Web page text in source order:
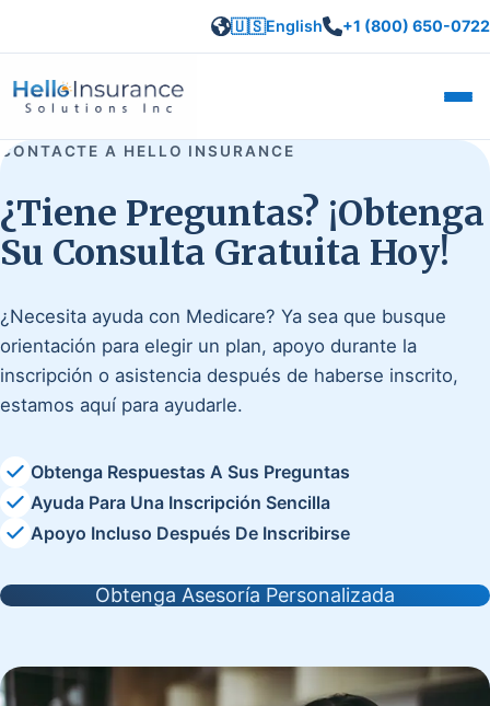
🇺🇸English +1 (800) 650-0722
Abrir
CONTACTE A HELLO INSURANCE
¿Tiene Preguntas? ¡Obtenga
Su Consulta Gratuita Hoy!
¿Necesita ayuda con Medicare? Ya sea que busque
orientación para elegir un plan, apoyo durante la
inscripción o asistencia después de haberse inscrito,
estamos aquí para ayudarle.
Obtenga Respuestas A Sus Preguntas
Ayuda Para Una Inscripción Sencilla
Apoyo Incluso Después De Inscribirse
Obtenga Asesoría Personalizada